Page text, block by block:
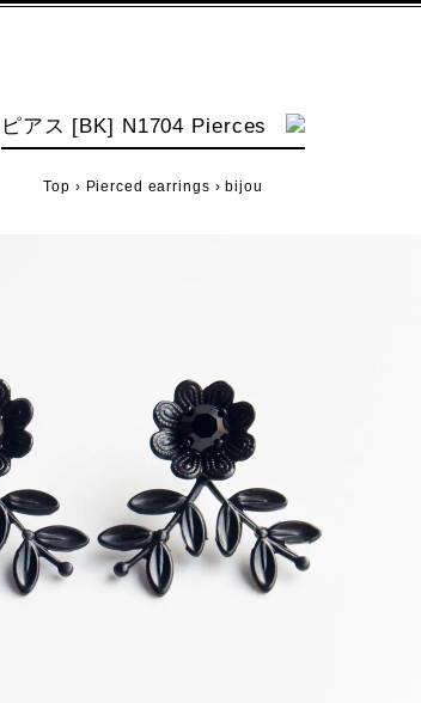
ピアス [BK] N1704 Pierces
Top › Pierced earrings ›bijou